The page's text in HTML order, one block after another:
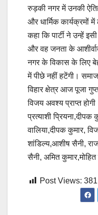
रुड़की नगर में उनकी
और धार्मिक कार्यक्रमों
कहा कि पार्टी ने उन्हें
और वह जनता के
नगर के विकास के लिए
में पीछे नहीं हटेंगी।
विहार क्षेत्र आज पूजा
विजय अवश्य प्राप्त
प्रत्याशी
वालिया,दीपक कुमार,
शांडिल्य,आशीष सैनी,
सैनी, अमित
Post Views: 381